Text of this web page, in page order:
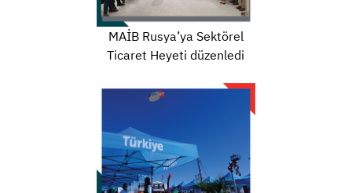
MAİB Rusya’ya Sektörel
Ticaret Heyeti düzenledi